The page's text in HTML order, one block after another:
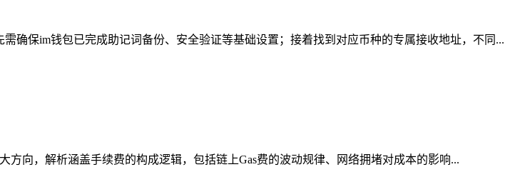
确保im钱包已完成助记词备份、安全验证等基础设置；接着找到对应币种的专属接收地址，不同...
向，解析涵盖手续费的构成逻辑，包括链上Gas费的波动规律、网络拥堵对成本的影响...